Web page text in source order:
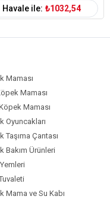
Eklem
Tüy ve Deri Sağlığı
Havale ile: ₺1032,54
Maması
Maması
Maması
Oyuncakları
Taşıma Çantası
Bakım Ürünleri
Mama ve Su Kabı